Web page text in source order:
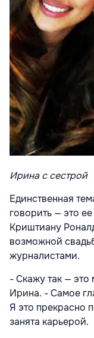
Ирина с сестрой
Единственная
говорить — это
Криштиану
возможной
журналистами.
- Скажу так — это
Ирина. - Самое
Я это прекрасно
занята карьерой.